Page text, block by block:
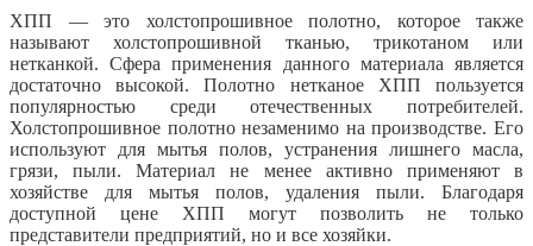
ХПП — это холстопрошивное полотно, которое также
называют холстопрошивной тканью, трикотаном или
нетканкой. Сфера применения данного материала является
достаточно высокой. Полотно нетканое ХПП пользуется
популярностью среди отечественных потребителей.
Холстопрошивное полотно незаменимо на производстве. Его
используют для мытья полов, устранения лишнего масла,
грязи, пыли. Материал не менее активно применяют в
хозяйстве для мытья полов, удаления пыли. Благодаря
доступной цене ХПП могут позволить не только
представители предприятий, но и все хозяйки.